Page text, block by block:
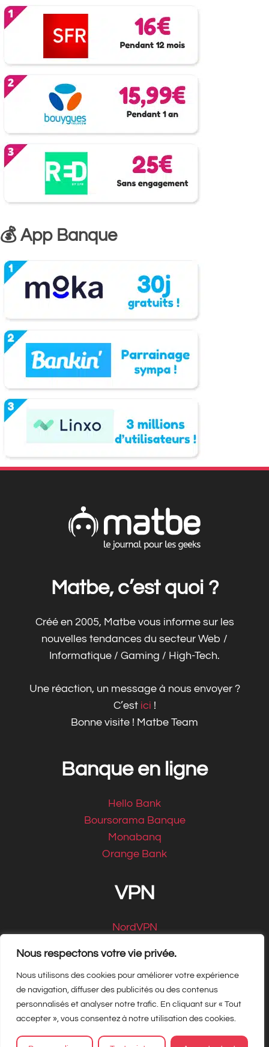
Nous respectons votre vie privée.
Nous utilisons des cookies pour améliorer votre expérience
de navigation, diffuser des publicités ou des contenus
personnalisés et analyser notre trafic. En cliquant sur « Tout
accepter », vous consentez à notre utilisation des cookies.
💰 App Banque
Matbe, c’est quoi ?
Créé en 2005, Matbe vous informe sur les
nouvelles tendances du secteur Web /
Informatique / Gaming / High-Tech.
Une réaction, un message à nous envoyer ?
C’est ici !
Bonne visite ! Matbe Team
Banque en ligne
Hello Bank
Boursorama Banque
Monabanq
Orange Bank
VPN
NordVPN
Copyright Matbe.com 2026, tous droits
réservés